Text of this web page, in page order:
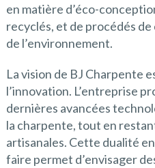
en matière d’éco-
recyclés, et de procédés
de l’environnement.
La vision de BJ Charpente
l’innovation. L’entreprise
dernières avancées
la charpente, tout en
artisanales. Cette dualité
faire permet d’envisager